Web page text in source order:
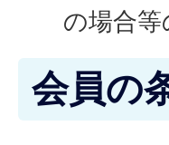
の場合
会員の